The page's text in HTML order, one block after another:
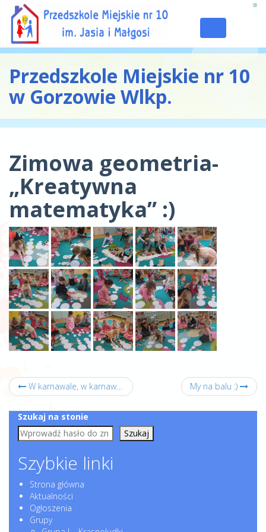
navigation
Przedszkole Miejskie nr 10
w Gorzowie Wlkp.
Zimowa geometria-
„Kreatywna
matematyka” :)
W karnawale, w karnawale, dzieci bawią się wspaniale! :) My na balu :)
Szukaj na stonie
Szukaj
Szybkie linki
Strona główna
Aktualności
Ogłoszenia
Grupy